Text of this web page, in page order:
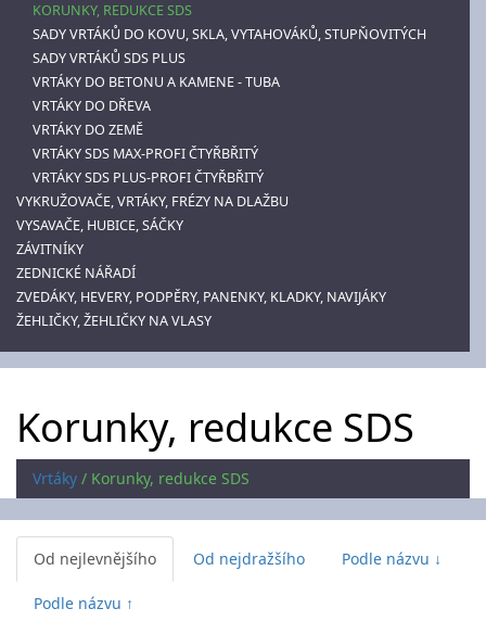
KORUNKY, REDUKCE SDS
SADY VRTÁKŮ DO KOVU, SKLA, VYTAHOVÁKŮ, STUPŇOVITÝCH
SADY VRTÁKŮ SDS PLUS
VRTÁKY DO BETONU A KAMENE - TUBA
VRTÁKY DO DŘEVA
VRTÁKY DO ZEMĚ
VRTÁKY SDS MAX-PROFI ČTYŘBŘITÝ
VRTÁKY SDS PLUS-PROFI ČTYŘBŘITÝ
VYKRUŽOVAČE, VRTÁKY, FRÉZY NA DLAŽBU
VYSAVAČE, HUBICE, SÁČKY
ZÁVITNÍKY
ZEDNICKÉ NÁŘADÍ
ZVEDÁKY, HEVERY, PODPĚRY, PANENKY, KLADKY, NAVIJÁKY
ŽEHLIČKY, ŽEHLIČKY NA VLASY
Korunky, redukce SDS
Vrtáky / Korunky, redukce SDS
Od nejlevnějšího Od nejdražšího Podle názvu ↓
Podle názvu ↑